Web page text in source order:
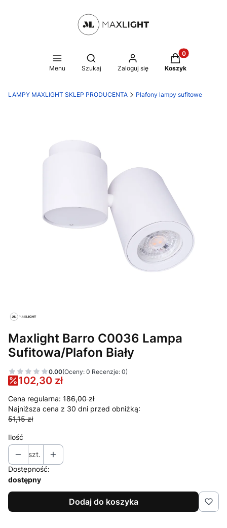
Menu
Otwórz wyszukiwarkę
Szukaj Zaloguj się
Produkty w
Koszyk
LAMPY MAXLIGHT SKLEP PRODUCENTA Plafony lampy sufitowe
Maxlight Barro C0036 Lampa
Sufitowa/Plafon Biały
0.00(Oceny: 0 Recenzje: 0)
102,30 zł
Cena regularna: 186,00 zł
Najniższa cena z 30 dni przed obniżką:
51,15 zł
Ilość
szt.
Dostępność:
dostępny
Dodaj do koszyka